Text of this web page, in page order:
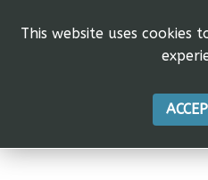
This website uses cookies